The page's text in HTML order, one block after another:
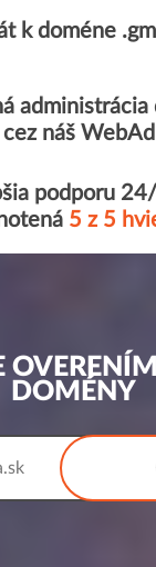
k doméne
administrácia
cez náš
podporu
5 z 5
DOMÉNY